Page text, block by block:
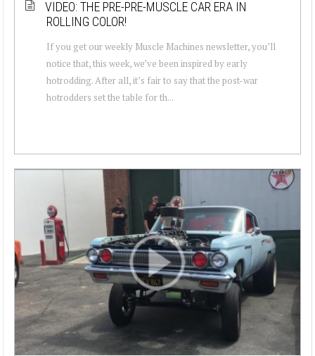
VIDEO: THE PRE-PRE-MUSCLE CAR ERA IN
ROLLING COLOR!
If you get our weekly Muscle Machines newsletter, you’ll
notice that, this week, we’ve been inspired by early
hotrodding. After all, it’s fair to say that the post-war
hotrodders set the table for th...